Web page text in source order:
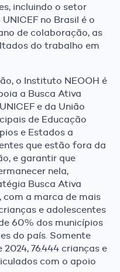
incluindo o setor
no Brasil é o
de colaboração, as
do trabalho em
o Instituto NEOOH é
a Busca Ativa
e da União
de Educação
e Estados a
que estão fora da
e garantir que
nela,
Busca Ativa
com a marca de mais
e adolescentes
60% dos municípios
do país. Somente
76.444 crianças e
com o apoio